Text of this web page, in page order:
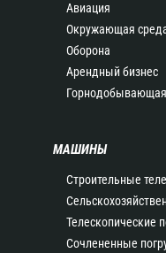
Авиация
Окружающая
Оборона
Арендный бизнес
МАШИНЫ
Строительные
Телескопические
Сочлененные